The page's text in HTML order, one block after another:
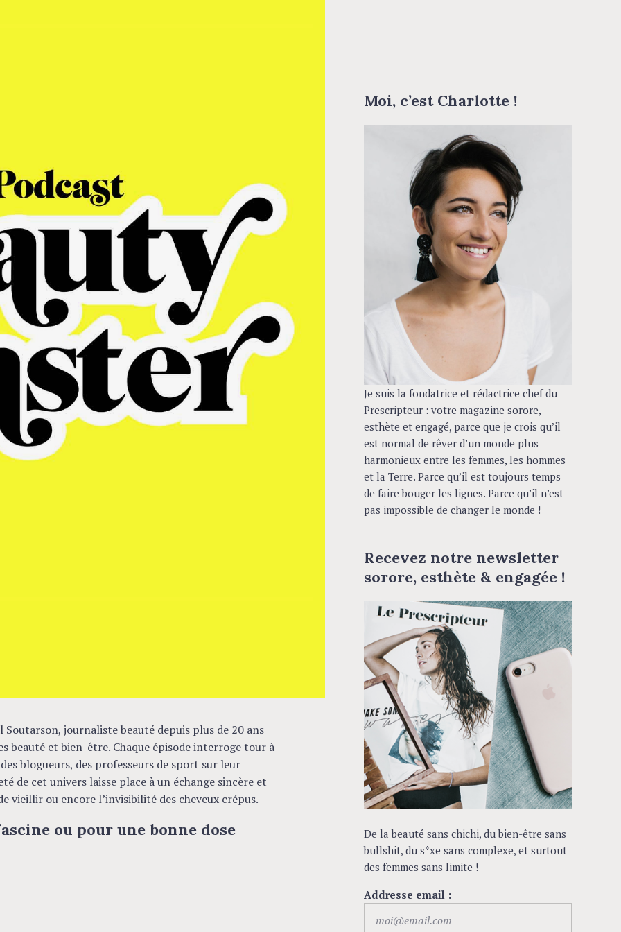
Moi, c’est Charlotte !
Je suis la fondatrice et rédactrice chef du
Prescripteur : votre magazine sorore,
esthète et engagé, parce que je crois qu’il
est normal de rêver d’un monde plus
harmonieux entre les femmes, les hommes
et la Terre. Parce qu’il est toujours temps
de faire bouger les lignes. Parce qu’il n’est
pas impossible de changer le monde !
Recevez notre newsletter
sorore, esthète & engagée !
De la beauté sans chichi, du bien-être sans
bullshit, du s*xe sans complexe, et surtout
des femmes sans limite !
Addresse email :
Soutarson, journaliste beauté depuis plus de 20 ans
beauté et bien-être. Chaque épisode interroge tour à
blogueurs, des professeurs de sport sur leur
de cet univers laisse place à un échange sincère et
vieillir ou encore l’invisibilité des cheveux crépus.
ou pour une bonne dose